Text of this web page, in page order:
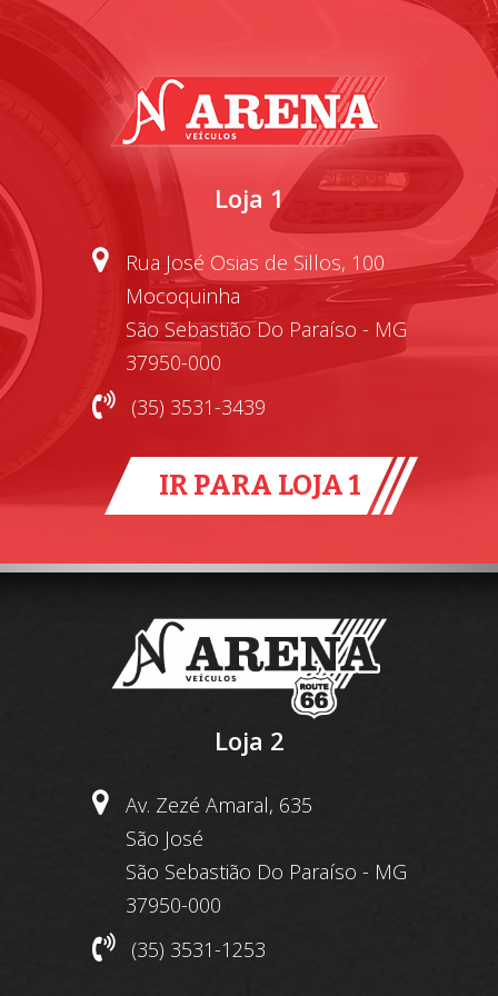
Loja 1
Rua José Osias de Sillos, 100
Mocoquinha
São Sebastião Do Paraíso - MG
37950-000
(35) 3531-3439
IR PARA LOJA 1
Loja 2
Av. Zezé Amaral, 635
São José
São Sebastião Do Paraíso - MG
37950-000
(35) 3531-1253